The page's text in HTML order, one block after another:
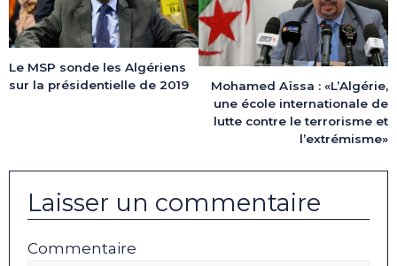
Le MSP sonde les Algériens
sur la présidentielle de 2019
Mohamed Aïssa : «L’Algérie,
une école internationale de
lutte contre le terrorisme et
l’extrémisme»
Laisser un commentaire
Commentaire